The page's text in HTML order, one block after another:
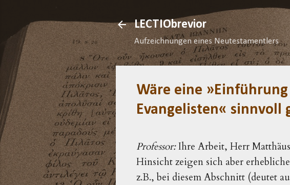
LECTIObrevior
Aufzeichnungen eines Neutestamentlers
Wäre eine
Evangelisten« sinnvoll
Professor:Ihre Arbeit, Herr
Hinsicht zeigen sich aber
z.B., bei diesem Abschnitt (deutet